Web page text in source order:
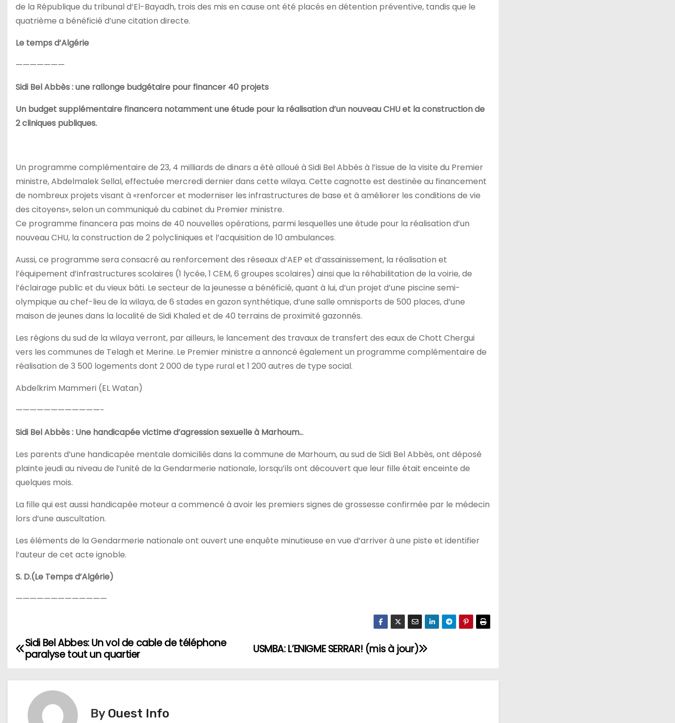
de la République du tribunal d’El-Bayadh, trois des mis en cause ont été placés en détention préventive, tandis que le
quatrième a bénéficié d’une citation directe.
Le temps d’Algérie
———————
Sidi Bel Abbès : une rallonge budgétaire pour financer 40 projets
Un budget supplémentaire financera notamment une étude pour la réalisation d’un nouveau CHU et la construction de
2 cliniques publiques.
Un programme complémentaire de 23, 4 milliards de dinars a été alloué à Sidi Bel Abbès à l’issue de la visite du Premier
ministre, Abdelmalek Sellal, effectuée mercredi dernier dans cette wilaya. Cette cagnotte est destinée au financement
de nombreux projets visant à «renforcer et moderniser les infrastructures de base et à améliorer les conditions de vie
des citoyens», selon un communiqué du cabinet du Premier ministre.
Ce programme financera pas moins de 40 nouvelles opérations, parmi lesquelles une étude pour la réalisation d’un
nouveau CHU, la construction de 2 polycliniques et l’acquisition de 10 ambulances.
Aussi, ce programme sera consacré au renforcement des réseaux d’AEP et d’assainissement, la réalisation et
l’équipement d’infrastructures scolaires (1 lycée, 1 CEM, 6 groupes scolaires) ainsi que la réhabilitation de la voirie, de
l’éclairage public et du vieux bâti. Le secteur de la jeunesse a bénéficié, quant à lui, d’un projet d’une piscine semi-
olympique au chef-lieu de la wilaya, de 6 stades en gazon synthétique, d’une salle omnisports de 500 places, d’une
maison de jeunes dans la localité de Sidi Khaled et de 40 terrains de proximité gazonnés.
Les régions du sud de la wilaya verront, par ailleurs, le lancement des travaux de transfert des eaux de Chott Chergui
vers les communes de Telagh et Merine. Le Premier ministre a annoncé également un programme complémentaire de
réalisation de 3 500 logements dont 2 000 de type rural et 1 200 autres de type social.
Abdelkrim Mammeri (EL Watan)
————————————-
Sidi Bel Abbès: Une handicapée victime d’agression sexuelle à Marhoum...
Les parents d’une handicapée mentale domiciliés dans la commune de Marhoum, au sud de Sidi Bel Abbès, ont déposé
plainte jeudi au niveau de l’unité de la Gendarmerie nationale, lorsqu’ils ont découvert que leur fille était enceinte de
quelques mois.
La fille qui est aussi handicapée moteur a commencé à avoir les premiers signes de grossesse confirmée par le médecin
lors d’une auscultation.
Les éléments de la Gendarmerie nationale ont ouvert une enquête minutieuse en vue d’arriver à une piste et identifier
l’auteur de cet acte ignoble.
S. D.(Le Temps d’Algérie)
—————————————
N
USMBA: L’ENIGME SERRAR! (mis à jour)
Sidi Bel Abbes: Un vol de cable de téléphone
paralyse tout un quartier
By Ouest Info